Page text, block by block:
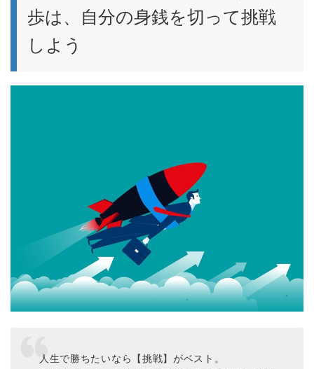
歩は、自分の身銭を切って挑戦
しよう
人生で勝ちたいなら【挑戦】がベスト。